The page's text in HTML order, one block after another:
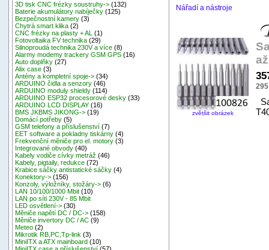
3D tisk CNC frézky soustruhy-> (132)
Baterie akumulátory nabíječky (125)
Bezpečnostní kamery (3)
Chytrá smart klika (2)
CNC frézky na plasty + AL
(1)
Fotovoltaika FV technika (29)
Silnoproudá technika 230V a více (8)
Alarmy modemy trackery GSM GPS (16)
Auto doplňky (27)
Alix case (3)
Antény a kompletní spoje-> (34)
ARDUINO čidla a senzory (46)
ARDUINO moduly shieldy (114)
ARDUINO ESP32 procesorové desky (33)
ARDUINO LCD DISPLAY (16)
BMS JKBMS JIKONG-> (19)
Domácí potřeby (5)
GSM telefony a příslušenství (7)
EET software a pokladny tiskárny (4)
Frekvenční měniče pro el. motory (3)
Integrované obvody (40)
Kabely vodiče cívky metráž (46)
Kabely, pigtaily, redukce (72)
Krabice sáčky antistatické sáčky (4)
Konektory-> (156)
Konzoly, výložníky, stožáry-> (6)
LAN 10/100/1000 Mbit (10)
LAN po síti 230V - 85 Mbit
LED osvětlení-> (30)
Měniče napětí DC / DC-> (158)
Měniče invertory DC / AC (9)
Meteo (2)
Mikrotik RB,PC,Tp-link (3)
MiniITX a ATX mainboard (10)
Nářadí a nástroje
zvětšit obrázek